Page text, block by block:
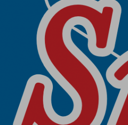
BBQ～河南町